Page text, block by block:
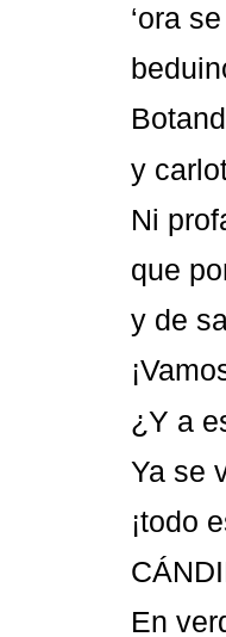
‘ora
y
Ni
que
y de
¿Y a
Ya se
¡todo
En